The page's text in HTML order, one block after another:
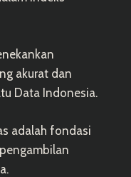
akurat dan
Data Indonesia.
adalah fondasi